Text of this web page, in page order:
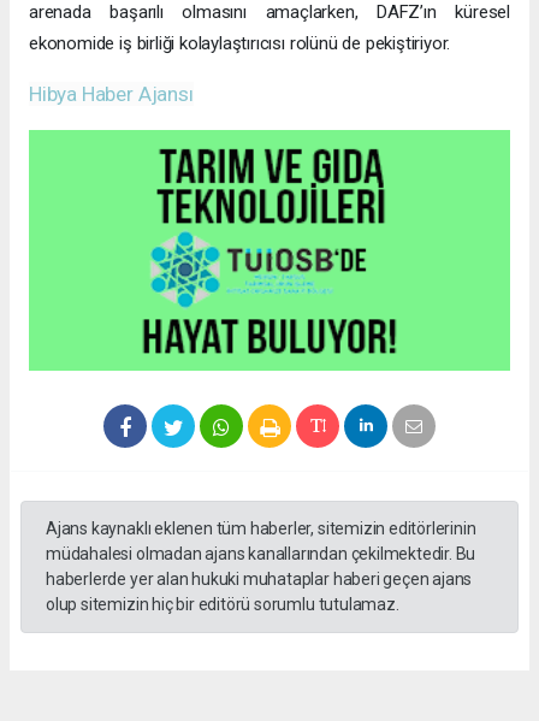
Ortaklık, Türkiye genelindeki roadshowlar ile taçlandırılacak
Bu iş birliği, Türkiye genelinde düzenlenecek roadshowlar ile de
desteklenecek. Bu etkinlikler, Türk iş dünyasıyla doğrudan
iletişim kurarak Dubai’nin dünya standartlarındaki iş
ekosistemini tanıtacak ve CEPA’nın sunduğu fırsatları öne
teşvik ederek Türkiye ile Dubai arasındaki bağları da
güçlendirecek.
Bu ortaklığın faydalarını maksimize etmek için, DAFZ ve
Interlink, Türk iş dünyasıyla yakın iletişim kurmaya odaklanacak.
Roadshowlar, sadece farkındalık yaratmakla kalmayacak, aynı
zamanda CEPA’nın sürdürülebilir ticaret ortaklıkları kurma